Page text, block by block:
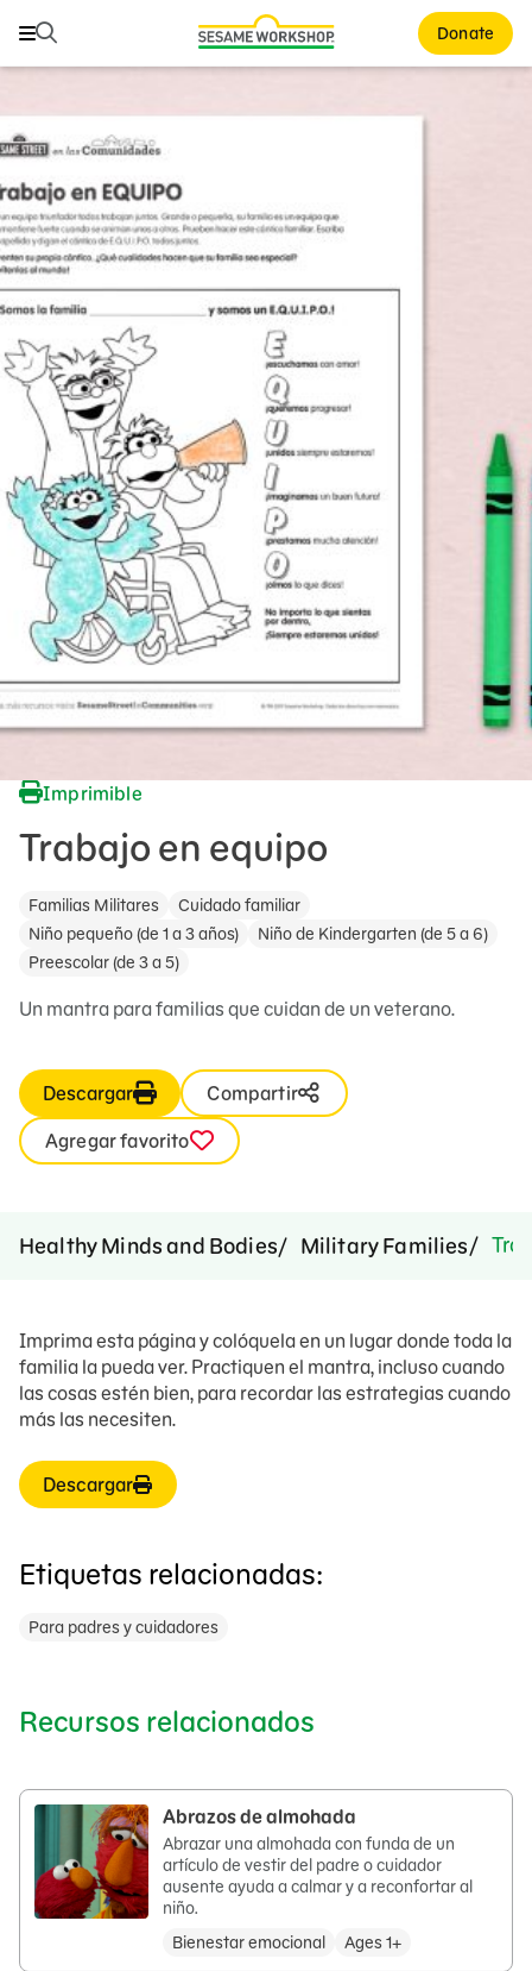
Buscar Donate
Buscar
ABCs and 123s
Healthy Minds and Bodies
Tough Topics
Courses and Webinars
Games and Storybooks
Our Work
About Us
Support Us
Imprimible
Trabajo en equipo
Familias Militares
Cuidado familiar
Niño pequeño (de 1 a 3 años)
Niño de Kindergarten (de 5 a 6)
Preescolar (de 3 a 5)
Un mantra para familias que cuidan de un veterano.
Descargar
Compartir
Agregar favorito
Healthy Minds and Bodies Military Families
Imprima esta página y colóquela en un lugar donde toda la
familia la pueda ver. Practiquen el mantra, incluso cuando
las cosas estén bien, para recordar las estrategias cuando
más las necesiten.
Descargar
Etiquetas relacionadas:
Para padres y cuidadores
Recursos relacionados
Abrazos de almohada
Abrazar una almohada con funda de un
artículo de vestir del padre o cuidador
ausente ayuda a calmar y a reconfortar al
niño.
Bienestar emocional
Ages 1+